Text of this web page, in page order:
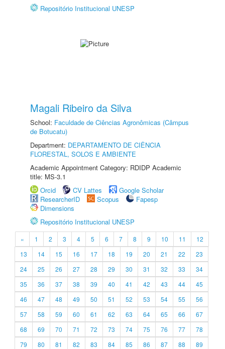
Repositório Institucional UNESP
Magali Ribeiro da Silva
School: Faculdade de Ciências Agronômicas (Câmpus
de Botucatu)
Department: DEPARTAMENTO DE CIÊNCIA
FLORESTAL, SOLOS E AMBIENTE
Academic Appointment Category: RDIDP Academic
title: MS-3.1
Orcid
CV Lattes
Google Scholar
ResearcherID
Scopus
Fapesp
Dimensions
Repositório Institucional UNESP
« 1 2 3 4 5 6 7 8 9 10 11
12
13
14 15 16 17 18 19 20 21 22
23
24
25 26 27 28 29 30 31 32 33
34
35
36 37 38 39 40 41 42 43 44
45
46
47 48 49 50 51 52 53 54 55
56
57
58 59 60 61 62 63 64 65 66
67
68
69 70 71 72 73 74 75 76 77
78
79
80 81 82 83 84 85 86 87 88
89